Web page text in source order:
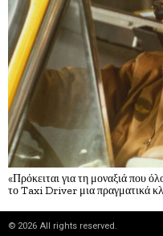
«Πρόκειται για τη μοναξιά που
το Taxi Driver μια πραγματικά
© 2026 All rights reserved.